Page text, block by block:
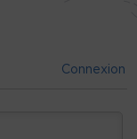
Connexion